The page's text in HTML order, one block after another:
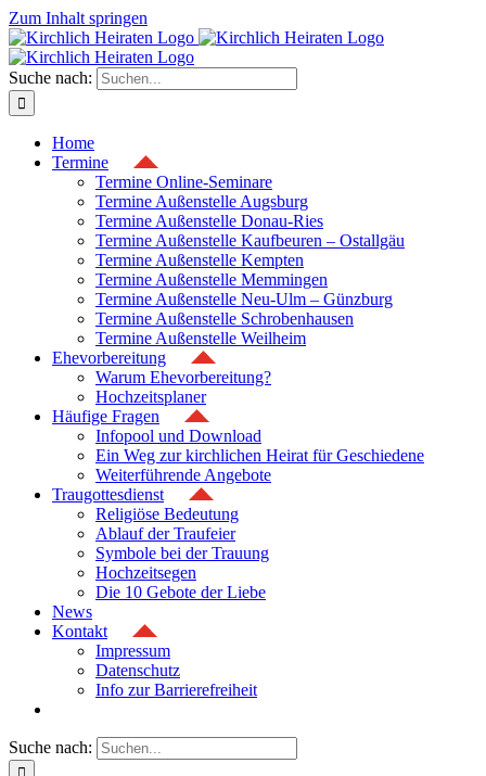
Zum Inhalt springen
Suche nach:
Home
Termine
Termine Online-Seminare
Termine Außenstelle Augsburg
Termine Außenstelle Donau-Ries
Termine Außenstelle Kaufbeuren – Ostallgäu
Termine Außenstelle Kempten
Termine Außenstelle Memmingen
Termine Außenstelle Neu-Ulm – Günzburg
Termine Außenstelle Schrobenhausen
Termine Außenstelle Weilheim
Ehevorbereitung
Warum Ehevorbereitung?
Hochzeitsplaner
Häufige Fragen
Infopool und Download
Ein Weg zur kirchlichen Heirat für Geschiedene
Weiterführende Angebote
Traugottesdienst
Religiöse Bedeutung
Ablauf der Traufeier
Symbole bei der Trauung
Hochzeitsegen
Die 10 Gebote der Liebe
News
Kontakt
Impressum
Datenschutz
Info zur Barrierefreiheit
Suche nach: